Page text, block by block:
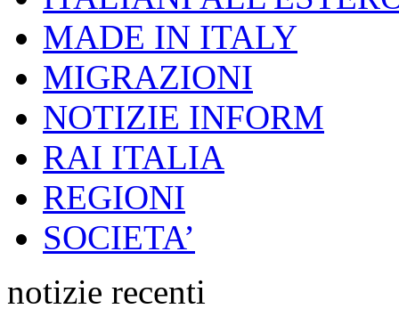
MADE IN ITALY
MIGRAZIONI
NOTIZIE INFORM
RAI ITALIA
REGIONI
SOCIETA’
notizie recenti